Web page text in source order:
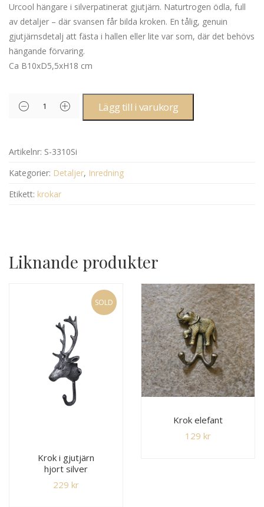
Urcool hängare i silverpatinerat gjutjärn. Naturtrogen ödla, full
av detaljer – där svansen får bilda kroken. En tålig, genuin
gjutjärnsdetalj att fästa i hallen eller lite var som, där det behövs
hängande förvaring.
Ca B10xD5,5xH18 cm
Lägg till i varukorg
Artikelnr: S-3310Si
Kategorier: Detaljer, Inredning
Etikett: krokar
Liknande produkter
SOLD
Krok i gjutjärn
hjort silver
229 kr
Krok elefant
129 kr